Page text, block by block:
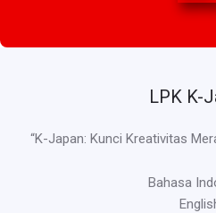
LPK K-
“K-Japan: Kunci Kreativitas
Bahasa